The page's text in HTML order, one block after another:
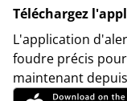
Téléchargez
L'application
foudre précis
maintenant